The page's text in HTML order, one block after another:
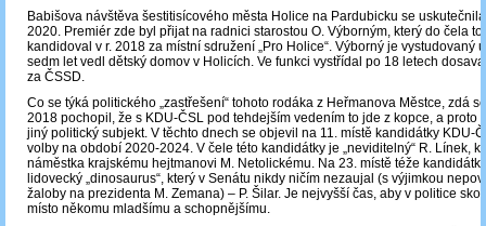
Babišova návštěva šestitisícového města Holice na Pardubicku se
2020. Premiér zde byl přijat na radnici starostou O. Výborným, který do čela
kandidoval v r. 2018 za místní sdružení „Pro Holice“. Výborný je vystudovaný
sedm let vedl dětský domov v Holicích. Ve funkci vystřídal po 18 letech
za ČSSD.
Co se týká politického „zastřešení“ tohoto rodáka z Heřmanova Městce, zdá
2018 pochopil, že s KDU-ČSL pod tehdejším vedením to jde z kopce, a proto
jiný politický subjekt. V těchto dnech se objevil na 11. místě kandidátky KDU-
volby na období 2020-2024. V čele této kandidátky je „neviditelný“ R. Línek,
náměstka krajskému hejtmanovi M. Netolickému. Na 23. místě téže
lidovecký „dinosaurus“, který v Senátu nikdy ničím nezaujal (s výjimkou
žaloby na prezidenta M. Zemana) – P. Šilar. Je nejvyšší čas, aby v politice
místo někomu mladšímu a schopnějšímu.